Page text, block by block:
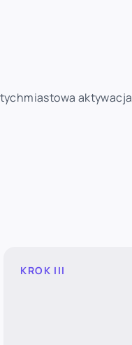
aktywacja
KROK III